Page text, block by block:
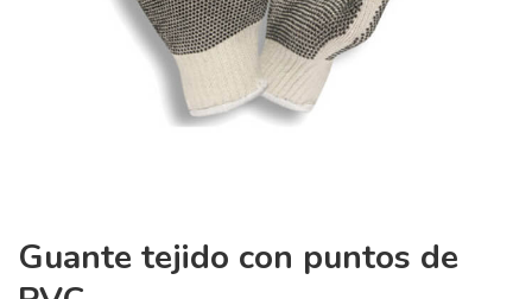
Guante tejido con puntos de